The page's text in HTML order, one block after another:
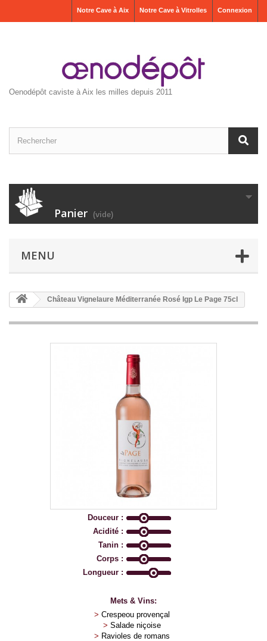
Connexion
Notre Cave à Vitrolles
Notre Cave à Aix
Oenodépôt caviste à Aix les milles depuis 2011
Panier (vide)
MENU
Château Vignelaure Méditerranée Rosé Igp Le Page 75cl
Douceur :
Acidité :
Tanin :
Corps :
Longueur :
Mets & Vins:
> Crespeou provençal
> Salade niçoise
> Ravioles de romans